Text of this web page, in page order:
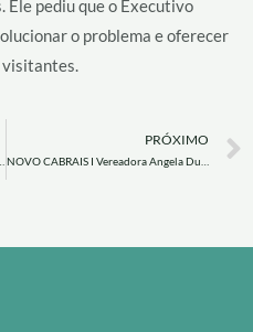
Ele pediu que o Executivo
o problema e oferecer
visitantes.
PRÓXIMO